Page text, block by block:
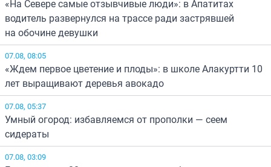
«На Севере самые отзывчивые люди»: в Апатитах
водитель развернулся на трассе ради застрявшей
на обочине девушки
07.08, 08:05
«Ждем первое цветение и плоды»: в школе Алакуртти 10
лет выращивают деревья авокадо
07.08, 05:37
Умный огород: избавляемся от прополки — сеем
сидераты
07.08, 03:09